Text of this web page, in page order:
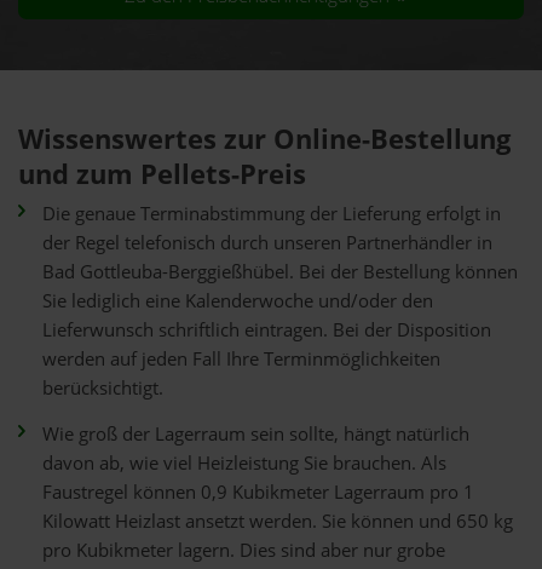
Wissenswertes zur Online-Bestellung
und zum Pellets-Preis
Die genaue Terminabstimmung der Lieferung erfolgt in
der Regel telefonisch durch unseren Partnerhändler in
Bad Gottleuba-Berggießhübel. Bei der Bestellung können
Sie lediglich eine Kalenderwoche und/oder den
Lieferwunsch schriftlich eintragen. Bei der Disposition
werden auf jeden Fall Ihre Terminmöglichkeiten
berücksichtigt.
Wie groß der Lagerraum sein sollte, hängt natürlich
davon ab, wie viel Heizleistung Sie brauchen. Als
Faustregel können 0,9 Kubikmeter Lagerraum pro 1
Kilowatt Heizlast ansetzt werden. Sie können und 650 kg
pro Kubikmeter lagern. Dies sind aber nur grobe